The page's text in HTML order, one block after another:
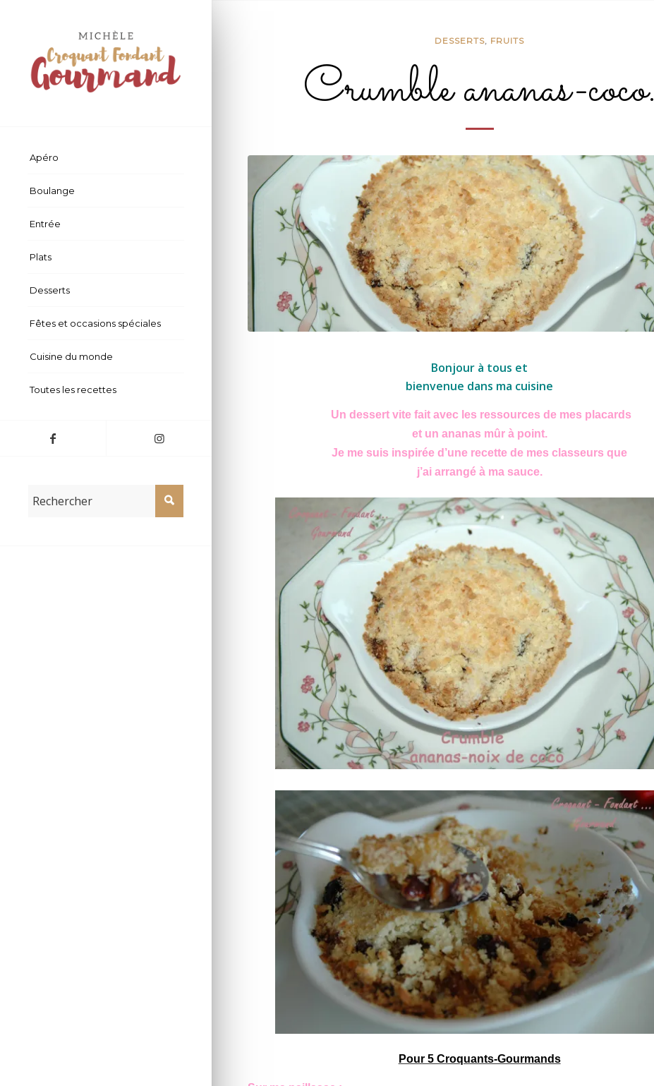
Apéro
Boulange
Entrée
Plats
Desserts
Fêtes et occasions spéciales
Cuisine du monde
Toutes les recettes
DESSERTS, FRUITS
Crumble ananas-coco.
Bonjour à tous et
bienvenue dans ma cuisine
Un dessert vite fait avec les ressources de mes placards
et un ananas mûr à point.
Je me suis inspirée d’une recette de mes classeurs que
j’ai arrangé à ma sauce.
Pour 5 Croquants-Gourmands